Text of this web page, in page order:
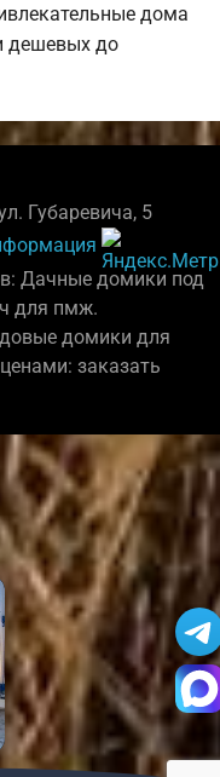
дома
дешевых до
Губаревича, 5
Дачные домики под
для пмж.
домики для
заказать